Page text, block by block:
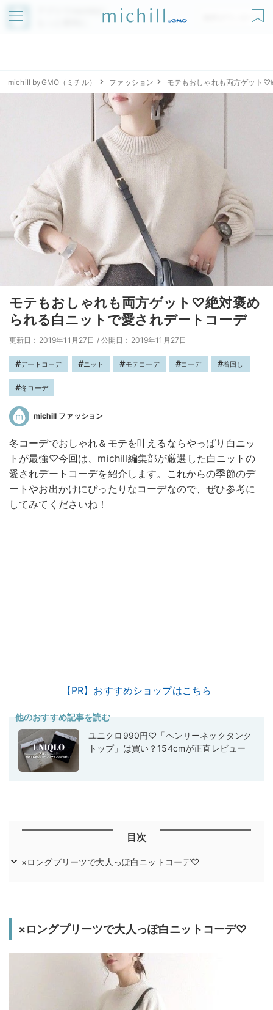
アプリでmichillが
無料ダウンロード
michill byGMO（ミチル） ファッション モテもおしゃれも両方ゲット♡
モテもおしゃれも両方ゲット♡絶対褒め
られる白ニットで愛されデートコーデ
更新日：2019年11月27日 / 公開日：2019年11月27日
デートコーデ ニット モテコーデ コーデ 着回し
冬コーデ
michill ファッション
冬コーデでおしゃれ＆モテを叶えるならやっぱり白ニッ
トが最強♡今回は、michill編集部が厳選した白ニットの
愛されデートコーデを紹介します。これからの季節のデ
ートやお出かけにぴったりなコーデなので、ぜひ参考に
してみてくださいね！
【PR】おすすめショップはこちら
他のおすすめ記事を読む
ユニクロ990円♡「ヘンリーネックタンク
トップ」は買い？154cmが正直レビュー
目次
×ロングプリーツで大人っぽ白ニットコーデ♡
×ロングプリーツで大人っぽ白ニットコーデ♡